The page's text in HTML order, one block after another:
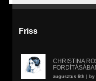
Friss
CHRISTINA
augusztus 6th | by